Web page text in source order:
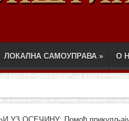
ЛОКАЛНА САМОУПРАВА » О